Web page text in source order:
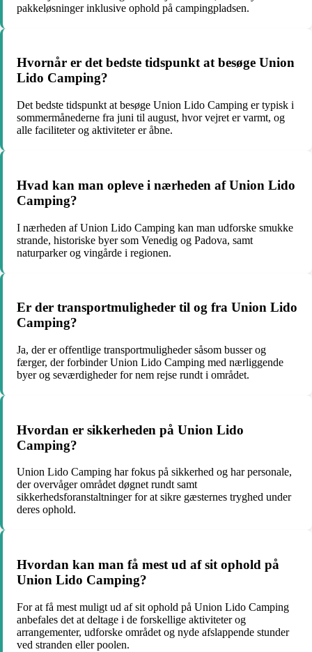
pakkeløsninger inklusive ophold på campingpladsen.
Hvornår er det bedste tidspunkt at besøge Union
Lido Camping?
Det bedste tidspunkt at besøge Union Lido Camping er typisk i
sommermånederne fra juni til august, hvor vejret er varmt, og
alle faciliteter og aktiviteter er åbne.
Hvad kan man opleve i nærheden af Union Lido
Camping?
I nærheden af Union Lido Camping kan man udforske smukke
strande, historiske byer som Venedig og Padova, samt
naturparker og vingårde i regionen.
Er der transportmuligheder til og fra Union Lido
Camping?
Ja, der er offentlige transportmuligheder såsom busser og
færger, der forbinder Union Lido Camping med nærliggende
byer og seværdigheder for nem rejse rundt i området.
Hvordan er sikkerheden på Union Lido
Camping?
Union Lido Camping har fokus på sikkerhed og har personale,
der overvåger området døgnet rundt samt
sikkerhedsforanstaltninger for at sikre gæsternes tryghed under
deres ophold.
Hvordan kan man få mest ud af sit ophold på
Union Lido Camping?
For at få mest muligt ud af sit ophold på Union Lido Camping
anbefales det at deltage i de forskellige aktiviteter og
arrangementer, udforske området og nyde afslappende stunder
ved stranden eller poolen.